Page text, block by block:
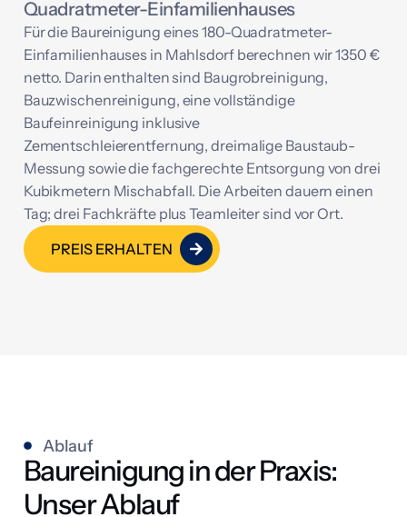
Quadratmeter-Einfamilienhauses
Für die Baureinigung eines 180-Quadratmeter-
Einfamilienhauses in Mahlsdorf berechnen wir 1350 €
netto. Darin enthalten sind Baugrobreinigung,
Bauzwischenreinigung, eine vollständige
Baufeinreinigung inklusive
Zementschleierentfernung, dreimalige Baustaub-
Messung sowie die fachgerechte Entsorgung von drei
Kubikmetern Mischabfall. Die Arbeiten dauern einen
Tag; drei Fachkräfte plus Teamleiter sind vor Ort.
PREIS ERHALTEN
Ablauf
Baureinigung in der Praxis:
Unser Ablauf